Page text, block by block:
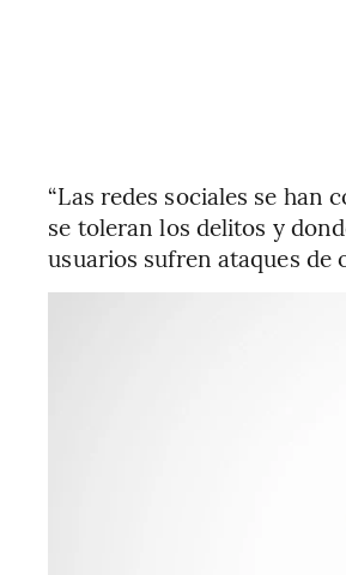
“Las redes sociales se han
se toleran los delitos y
usuarios sufren ataques de